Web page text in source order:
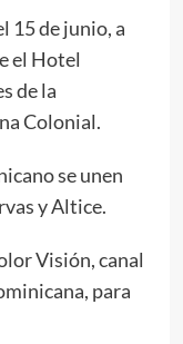
15 de junio, a
el Hotel
de la
Colonial.
se unen
y Altice.
Visión, canal
para